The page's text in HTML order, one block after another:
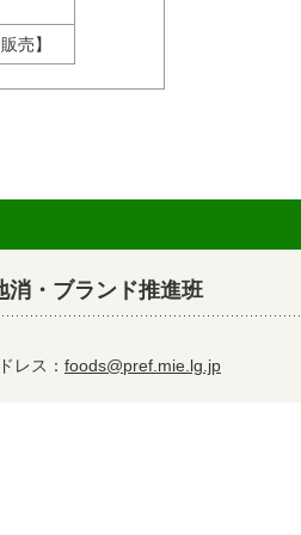
販売】
・ブランド推進班
レス： foods@pref.mie.lg.jp